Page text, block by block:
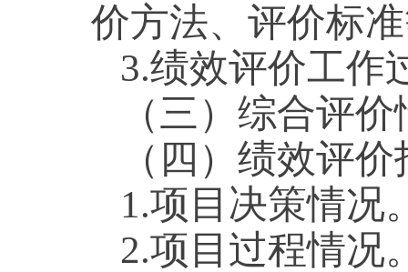
价方法、评价标
3.绩效评价工作
（三）综合评
（四）绩效评
1.项目决策情况
2.项目过程情况